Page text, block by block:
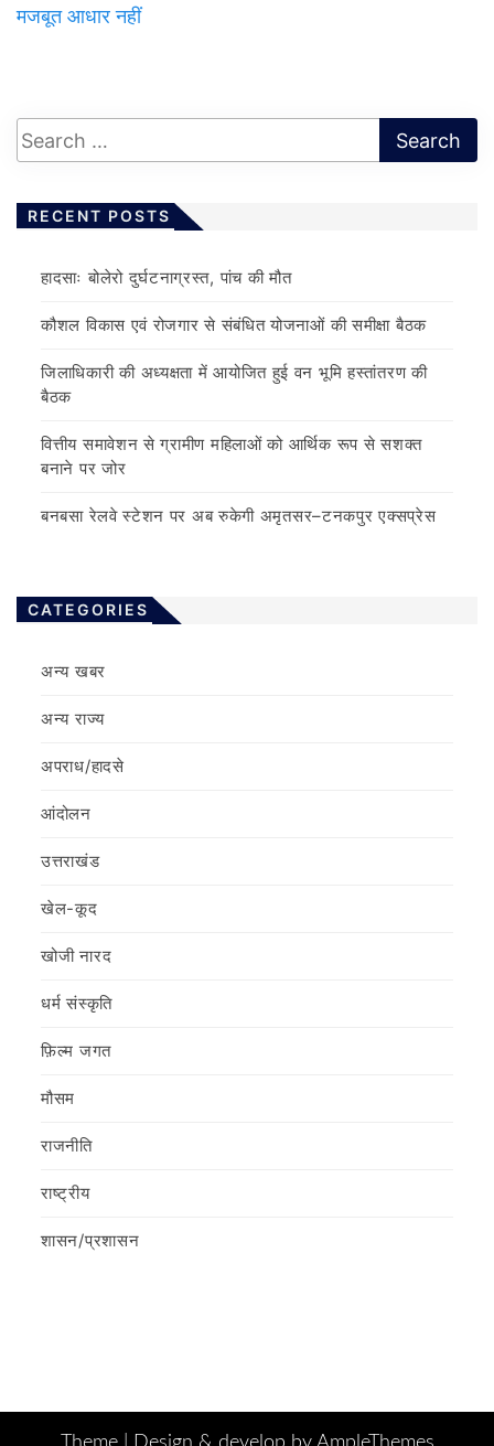
मजबूत आधार नहीं
RECENT POSTS
हादसाः बोलेरो दुर्घटनाग्रस्त, पांच की मौत
कौशल विकास एवं रोजगार से संबंधित योजनाओं की समीक्षा बैठक
जिलाधिकारी की अध्यक्षता में आयोजित हुई वन भूमि हस्तांतरण की
बैठक
वित्तीय समावेशन से ग्रामीण महिलाओं को आर्थिक रूप से सशक्त
बनाने पर जोर
बनबसा रेलवे स्टेशन पर अब रुकेगी अमृतसर–टनकपुर एक्सप्रेस
CATEGORIES
अन्य खबर
अन्य राज्य
अपराध/हादसे
आंदोलन
उत्तराखंड
खेल-कूद
खोजी नारद
धर्म संस्कृति
फ़िल्‍म जगत
मौसम
राजनीति
राष्ट्रीय
शासन/प्रशासन